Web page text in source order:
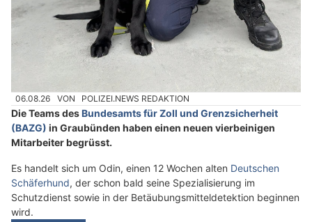
06.08.26 VON POLIZEI.NEWS REDAKTION
Die Teams desBundesamts für Zoll und Grenzsicherheit
(BAZG) in Graubünden haben einen neuen vierbeinigen
Mitarbeiter begrüsst.
Es handelt sich um Odin, einen 12 Wochen alten Deutschen
Schäferhund, der schon bald seine Spezialisierung im
Schutzdienst sowie in der Betäubungsmitteldetektion beginnen
wird.